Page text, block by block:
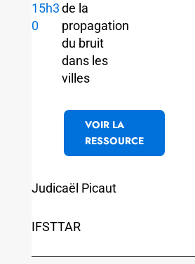
15h3
0
de la
propagation
du bruit
dans les
villes
VOIR LA
RESSOURCE
Judicaël Picaut
IFSTTAR